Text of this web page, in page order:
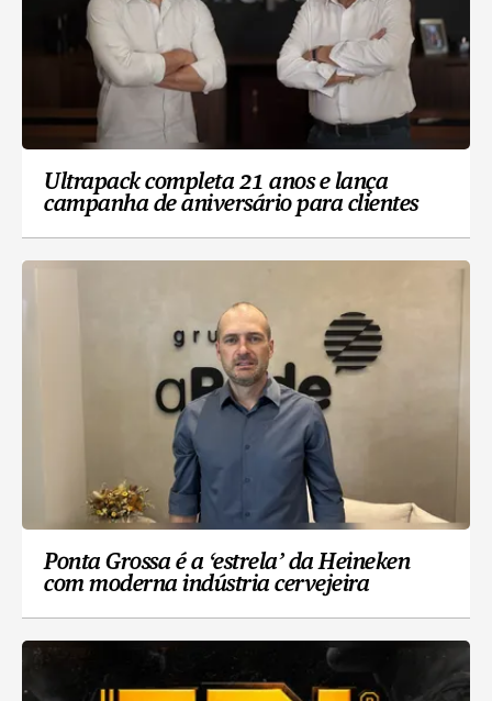
Ultrapack completa 21 anos e lança
campanha de aniversário para clientes
Ponta Grossa é a ‘estrela’ da Heineken
com moderna indústria cervejeira